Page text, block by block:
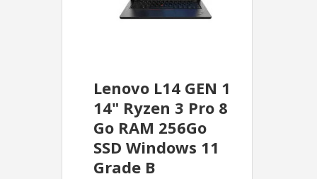
Lenovo L14 GEN 1
14" Ryzen 3 Pro 8
Go RAM 256Go
SSD Windows 11
Grade B